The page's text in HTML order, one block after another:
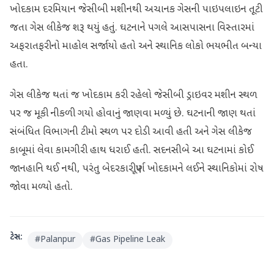
ખોદકામ દરમિયાન જેસીબી મશીનથી અચાનક ગેસની પાઇપલાઇન તૂટી
જતા ગેસ લીકેજ શરૂ થયું હતું. ઘટનાને પગલે આસપાસના વિસ્તારમાં
અફરાતફરીનો માહોલ સર્જાયો હતો અને સ્થાનિક લોકો ભયભીત બન્યા
હતા.
ગેસ લીકેજ થતાં જ ખોદકામ કરી રહેલો જેસીબી ડ્રાઇવર મશીન સ્થળ
પર જ મૂકી નીકળી ગયો હોવાનું જાણવા મળ્યું છે. ઘટનાની જાણ થતાં
સંબંધિત વિભાગની ટીમો સ્થળ પર દોડી આવી હતી અને ગેસ લીકેજ
કાબૂમાં લેવા કામગીરી હાથ ધરાઈ હતી. સદનસીબે આ ઘટનામાં કોઈ
જાનહાનિ થઈ નથી, પરંતુ બેદરકારીપૂર્ણ ખોદકામને લઈને સ્થાનિકોમાં રોષ
જોવા મળ્યો હતો.
ટેગ્સ: #Palanpur #Gas Pipeline Leak